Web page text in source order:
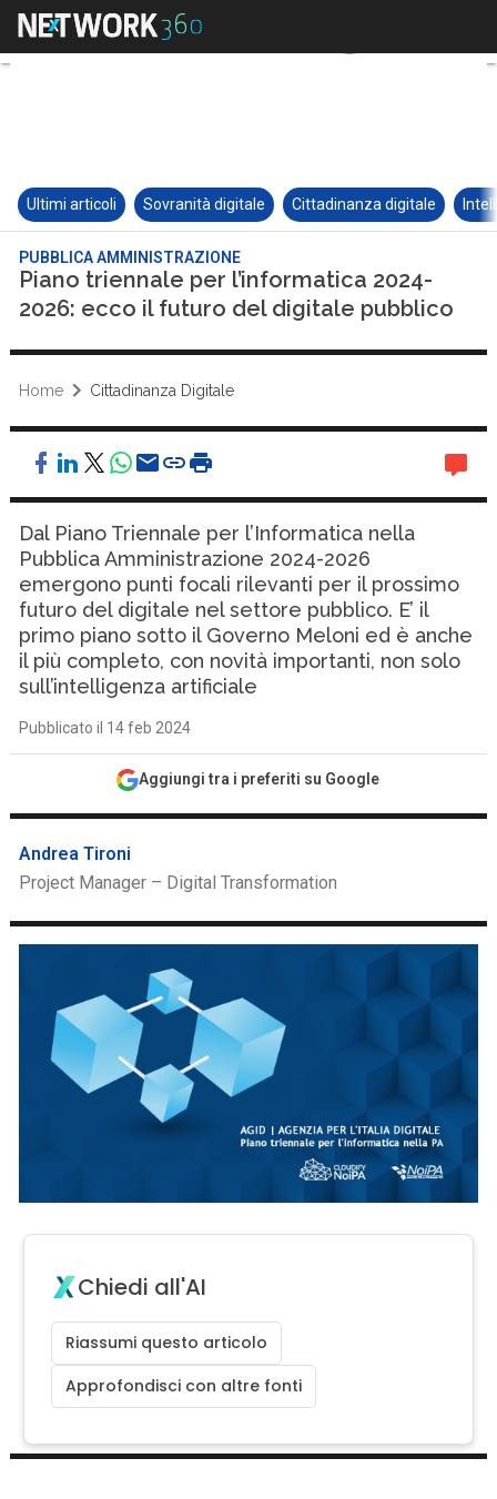
Ultimi articoli Sovranità digitale Cittadinanza digitale
PUBBLICA AMMINISTRAZIONE
Piano triennale per l’informatica 2024-
2026: ecco il futuro del digitale pubblico
Home Cittadinanza Digitale
Dal Piano Triennale per l’Informatica nella
Pubblica Amministrazione 2024-2026
emergono punti focali rilevanti per il prossimo
futuro del digitale nel settore pubblico. E’ il
primo piano sotto il Governo Meloni ed è anche
il più completo, con novità importanti, non solo
sull’intelligenza artificiale
Pubblicato il 14 feb 2024
Aggiungi tra i preferiti su Google
Andrea Tironi
Project Manager – Digital Transformation
Chiedi all'AI
Riassumi questo articolo
Approfondisci con altre fonti